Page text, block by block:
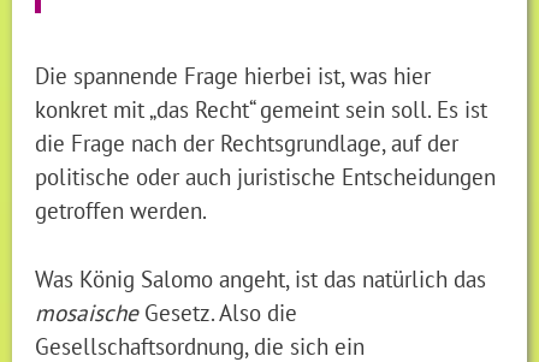
Die spannende Frage hierbei ist, was hier
konkret mit „das Recht“ gemeint sein soll. Es ist
die Frage nach der Rechtsgrundlage, auf der
politische oder auch juristische Entscheidungen
getroffen werden.
Was König Salomo angeht, ist das natürlich das
mosaische Gesetz. Also die
Gesellschaftsordnung, die sich ein